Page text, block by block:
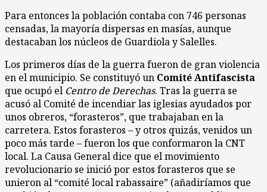
Para entonces la población contaba con 746 personas
censadas, la mayoría dispersas en masías, aunque
destacaban los núcleos de Guardiola y Salelles.
Los primeros días de la guerra fueron de gran violencia
en el municipio. Se constituyó un Comité Antifascista
que ocupó el Centro de Derechas. Tras la guerra se
acusó al Comité de incendiar las iglesias ayudados por
unos obreros, “forasteros”, que trabajaban en la
carretera. Estos forasteros – y otros quizás, venidos un
poco más tarde – fueron los que conformaron la CNT
local. La Causa General dice que el movimiento
revolucionario se inició por estos forasteros que se
unieron al “comité local rabassaire” (añadiríamos que